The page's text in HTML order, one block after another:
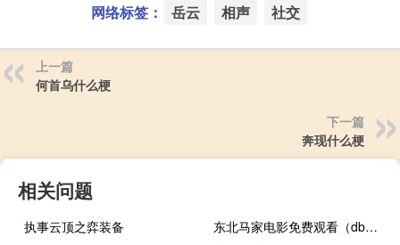
网络标签： 岳云 相声 社交
上一篇
何首乌什么梗
下一篇
奔现什么梗
相关问题
执事云顶之弈装备
东北马家电影免费观看（dbm）